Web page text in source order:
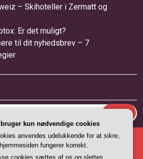
– Skihoteller i Zermatt og
Er det muligt?
til dit nyhedsbrev – 7
ThemeBy Ovation Themes
kun nødvendige cookies
anvendes udelukkende for at sikre,
fungerer korrekt.
cookies sættes af os og slettes